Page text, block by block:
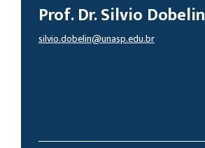
Prof. Dr. Silvio Dobelin
silvio.dobelin@unasp.edu.br